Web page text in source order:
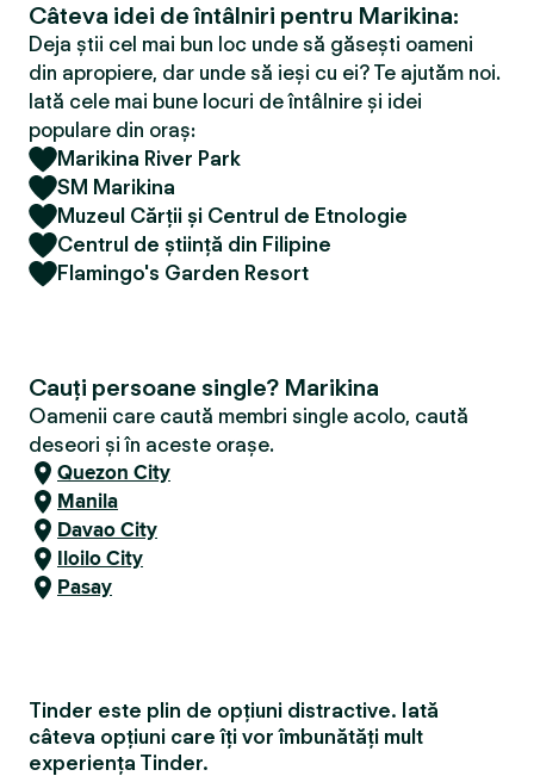
Câteva idei de întâlniri pentru Marikina:
Deja știi cel mai bun loc unde să găsești oameni
din apropiere, dar unde să ieși cu ei? Te ajutăm noi.
Iată cele mai bune locuri de întâlnire și idei
populare din oraș:
Marikina River Park
SM Marikina
Muzeul Cărții și Centrul de Etnologie
Centrul de știință din Filipine
Flamingo's Garden Resort
Cauți persoane single? Marikina
Oamenii care caută membri single acolo, caută
deseori și în aceste orașe.
Quezon City
Manila
Davao City
Iloilo City
Pasay
Tinder este plin de opțiuni distractive. Iată
câteva opțiuni care îți vor îmbunătăți mult
experiența Tinder.